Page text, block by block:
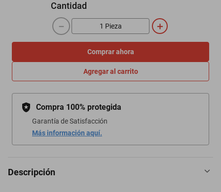
Cantidad
＋
－
Comprar ahora
Agregar al carrito
Compra 100% protegida
Garantía de Satisfacción
Más información aquí.
Descripción